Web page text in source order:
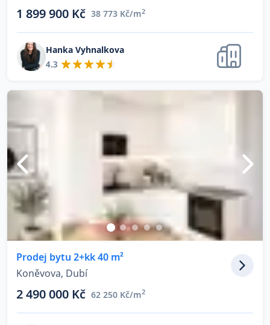
1 899 900 Kč 38 773 Kč/m2
Hanka Vyhnalkova
4.3
Prodej bytu 2+kk 40 m²
Koněvova, Dubí
2 490 000 Kč 62 250 Kč/m2